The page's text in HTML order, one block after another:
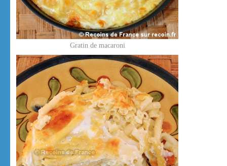
Gratin de macaroni